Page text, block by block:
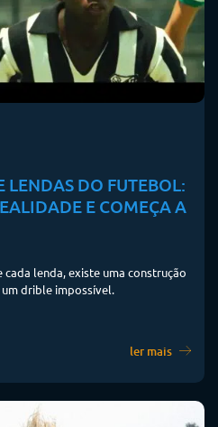
LENDAS DO FUTEBOL:
E COMEÇA A
lenda, existe uma construção
drible impossível.
ler mais